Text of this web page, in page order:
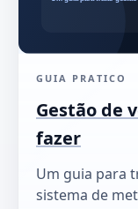
GUIA PRATICO
Gestão de
fazer
Um guia para
sistema de